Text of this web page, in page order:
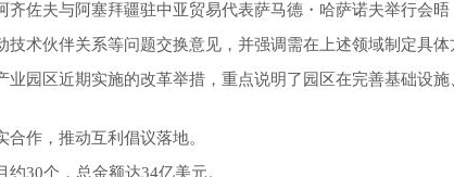
佐夫与阿塞拜疆驻中亚贸易代表萨马德・哈萨诺夫举行会晤
术伙伴关系等问题交换意见，并强调需在上述领域制定具体
园区近期实施的改革举措，重点说明了园区在完善基础设
作，推动互利倡议落地。
30个，总金额达34亿美元。